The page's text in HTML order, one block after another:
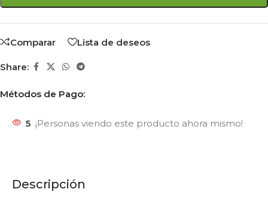
Comparar Lista de deseos
Share:
Métodos de Pago:
5 ¡Personas viendo este producto ahora mismo!
Descripción